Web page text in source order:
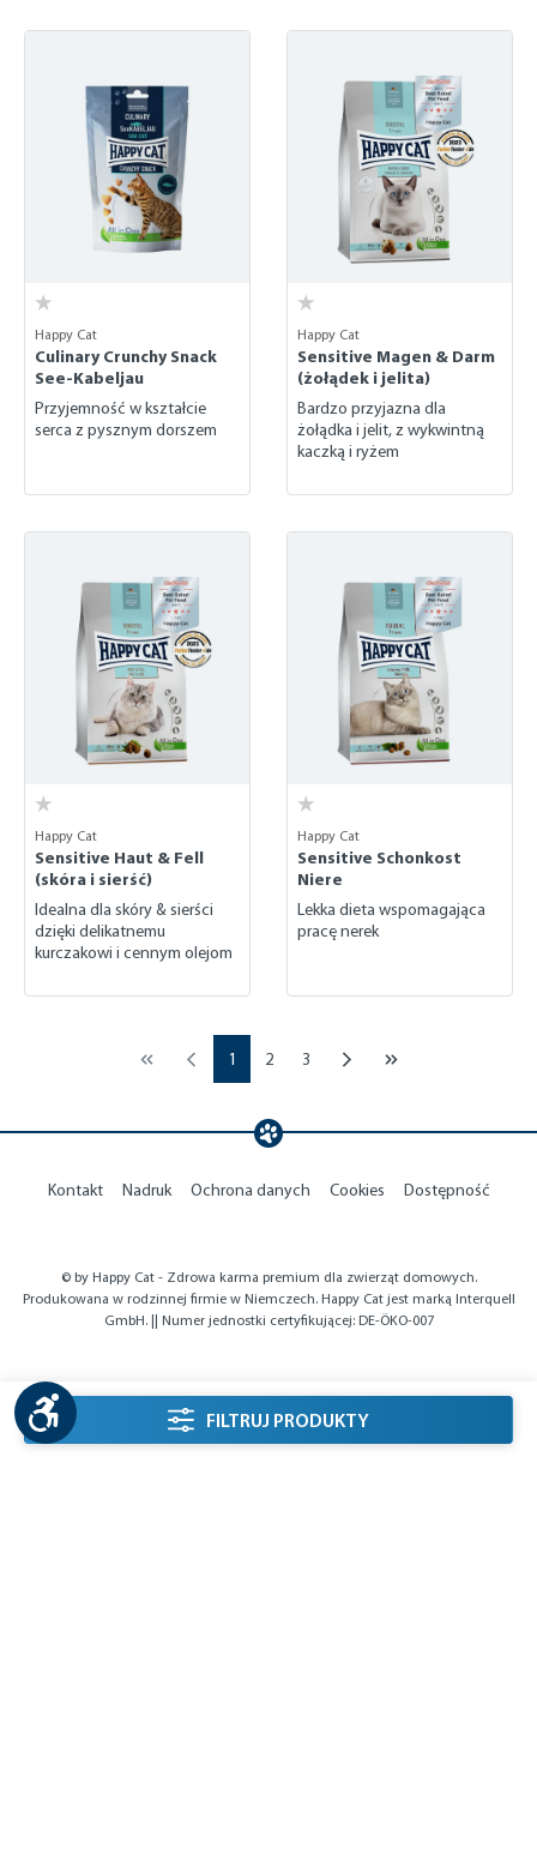
listing.filterSidebarLabel
FILTRUJ PRODUKTY
Happy Cat
Culinary Crunchy Snack
See-Kabeljau
Przyjemność w kształcie
serca z pysznym dorszem
Happy Cat
Sensitive Magen & Darm
(żołądek i jelita)
Bardzo przyjazna dla
żołądka i jelit, z wykwintną
kaczką i ryżem
Happy Cat
Sensitive Haut & Fell
(skóra i sierść)
Idealna dla skóry & sierści
dzięki delikatnemu
kurczakowi i cennym olejom
Happy Cat
Sensitive Schonkost
Niere
Lekka dieta wspomagająca
pracę nerek
Page
1 Page
2 Page
3
Kontakt Nadruk Ochrona danych Cookies Dostępność
© by Happy Cat - Zdrowa karma premium dla zwierząt domowych.
Produkowana w rodzinnej firmie w Niemczech. Happy Cat jest marką Interquell
GmbH. || Numer jednostki certyfikującej: DE-ÖKO-007
Show toolbar